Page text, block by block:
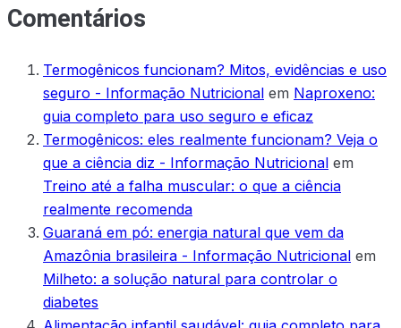
Comentários
Termogênicos funcionam? Mitos, evidências e uso
seguro - Informação Nutricional em Naproxeno:
guia completo para uso seguro e eficaz
Termogênicos: eles realmente funcionam? Veja o
que a ciência diz - Informação Nutricional em
Treino até a falha muscular: o que a ciência
realmente recomenda
Guaraná em pó: energia natural que vem da
Amazônia brasileira - Informação Nutricional em
Milheto: a solução natural para controlar o
diabetes